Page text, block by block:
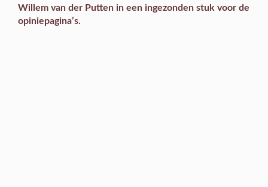
Willem van der Putten in een ingezonden stuk voor de
opiniepagina’s.